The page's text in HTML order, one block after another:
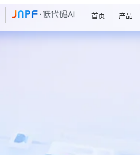
首页 产品